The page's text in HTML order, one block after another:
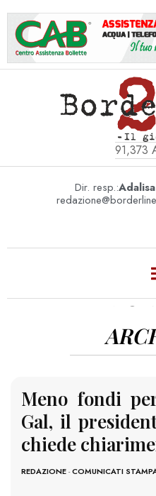
91,373
Dir. resp.:
Meno fondi
Gal, il
chiede
REDAZIONE-COMUNICATI